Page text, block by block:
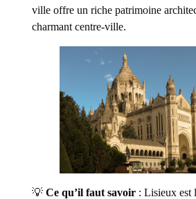
ville offre un riche patrimoine
charmant centre-ville.
💡Ce qu’il faut savoir : Lisieux est